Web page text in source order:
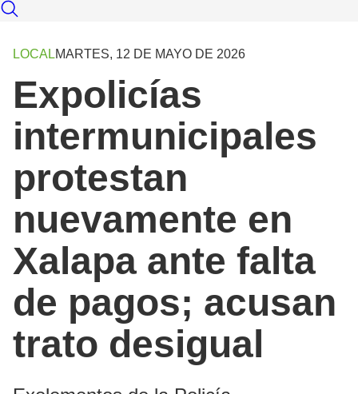
LOCALMARTES, 12 DE MAYO DE 2026
Expolicías
intermunicipales
protestan
nuevamente en
Xalapa ante falta
de pagos; acusan
trato desigual